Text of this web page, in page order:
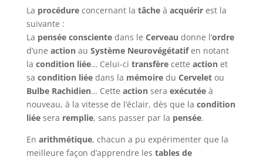
La procédureconcernant la tâcheà acquérirest la
suivante :
La pensée conscientedans le Cerveau donne l’ordre
d’une actionau Système Neurovégétatifen notant
la condition liée… Celui-ci transfèrecette actionet
sa condition liéedans la mémoiredu Cervelet ou
Bulbe Rachidien… Cette actionsera exécutéeà
nouveau, à la vitesse de l’éclair, dès que la condition
liéesera remplie, sans passer par la pensée.
En arithmétique, chacun a pu expérimenter que la
meilleure façon d’apprendre les tables de